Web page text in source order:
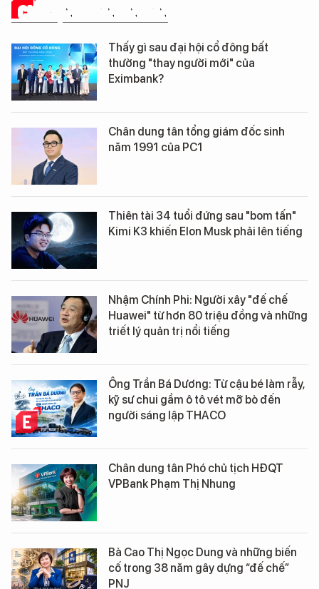
CHUYỆN DOANH NHÂN
Thấy gì sau đại hội cổ đông bất
thường "thay người mới" của
Eximbank?
Chân dung tân tổng giám đốc sinh
năm 1991 của PC1
Thiên tài 34 tuổi đứng sau "bom tấn"
Kimi K3 khiến Elon Musk phải lên tiếng
Nhậm Chính Phi: Người xây "đế chế
Huawei" từ hơn 80 triệu đồng và những
triết lý quản trị nổi tiếng
Ông Trần Bá Dương: Từ cậu bé làm rẫy,
kỹ sư chui gầm ô tô vét mỡ bò đến
người sáng lập THACO
Chân dung tân Phó chủ tịch HĐQT
VPBank Phạm Thị Nhung
Bà Cao Thị Ngọc Dung và những biến
cố trong 38 năm gây dựng “đế chế”
PNJ